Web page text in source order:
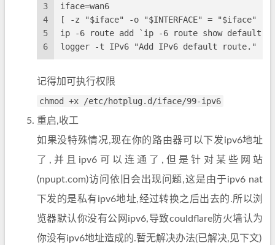
3
4
5
6
iface=wan6
[ -z "$iface" -o "$INTERFACE" = "$iface"
ip -6 route add `ip -6 route show
logger -t IPv6 "Add IPv6 default route."
记得加可执行权限
chmod +x /etc/hotplug.d/iface/99-ipv6
重启,收工
如果没特殊情况,现在你的路由器可以下发ipv6地址
了,并且ipv6可以连通了,但是针对某些网站
(npupt.com)访问依旧会出现问题,这是由于ipv6 nat
下发的是私有ipv6地址,经过转换之后出去的.所以浏
览器默认你没有公网ipv6,导致couldflare防火墙认为
你没有ipv6地址造成的.暂无解决办法(已解决,见下文)